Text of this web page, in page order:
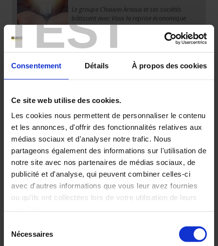
TEST
Consentement Détails À propos des cookies
Ce site web utilise des cookies.
Les cookies nous permettent de personnaliser le contenu
et les annonces, d'offrir des fonctionnalités relatives aux
médias sociaux et d'analyser notre trafic. Nous
partageons également des informations sur l'utilisation de
notre site avec nos partenaires de médias sociaux, de
publicité et d'analyse, qui peuvent combiner celles-ci
avec d'autres informations que vous leur avez fournies
ou qu'ils ont collectées lors de votre utilisation de leurs
Pour en savoir plus, veuillez consulter notre
politique de
Nécessaires
Le groupe Chauvin Arnoux et ses sociétés
bâtissent avec Vous la reprise économique
Pyrocontrole participe à l'exposition
industrielle "la France au CERN"
Pyrocontrole présentera ses solutions de sondes qualifiées pour les
centrales nucléaires à l'exposition industrielle "La France au Cern"
du 9 au 10 octobre 2018 à Genève.
Lire l'article complet
Retrouvez Pyrocontrole au salon ADIPEC !